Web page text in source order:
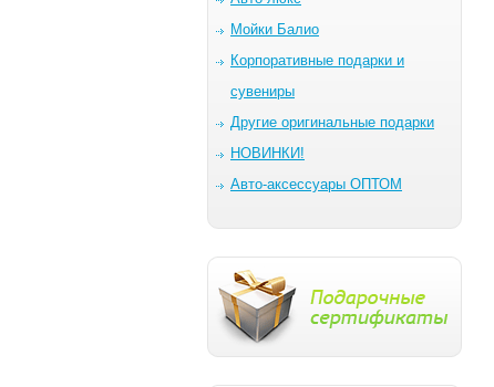
Мойки Балио
Корпоративные подарки и
сувениры
Другие оригинальные подарки
НОВИНКИ!
Авто-аксессуары ОПТОМ